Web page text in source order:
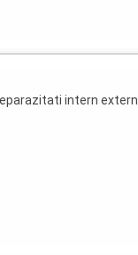
intern